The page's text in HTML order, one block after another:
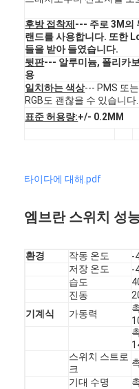
우리 에 관한 것
품질 관리
LED 멤브레인 스위치
촉각으로 알 수 있는
FPC 멤브레인 스위치
디지털 프린팅 망막 스
후방 접착제 --- 주로 3M의
랜드를 사용합니다. 또한
들을 받아 들였습니다.
뒷판--- 알루미늄, 폴리카
용
일치하는 색상--- PMS 또
RGB도 괜찮을 수 있습니다.
표준 허용량:+/- 0.2MM
타이다에 대해.pdf
엠브란 스위치 성
환경 작동 온도
-
저장 온도
-
습도
진동
기계식
가동력
스위치 스트로
크
기대 수명